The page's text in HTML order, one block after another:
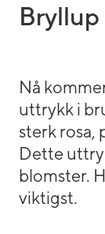
Bryllup
Nå
uttrykk i
sterk rosa,
Dette
blomster.
viktigst.